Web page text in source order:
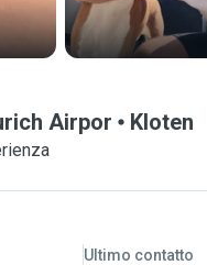
Airpor Kloten
Ultimo contatto